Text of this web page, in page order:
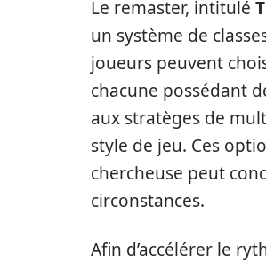
Le remaster, intitulé
un système de
joueurs peuvent
chacune possédant
aux stratèges de
style de jeu. Ces
chercheuse peut
circonstances.
Afin d’accélérer le